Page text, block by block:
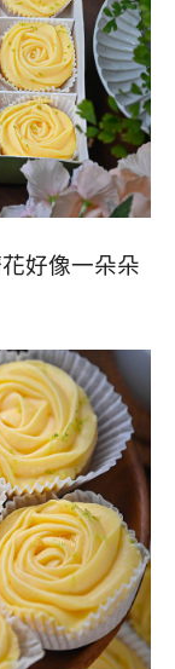
好像一朵朵